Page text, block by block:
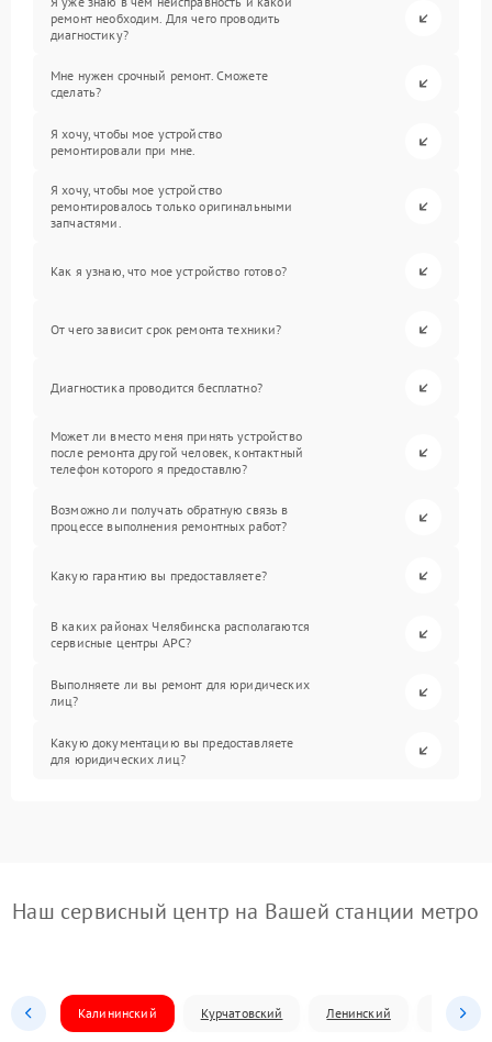
ремонт необходим. Для чего проводить
диагностику?
Мне нужен срочный ремонт. Сможете
сделать?
Я хочу, чтобы мое устройство
ремонтировали при мне.
Я хочу, чтобы мое устройство
ремонтировалось только оригинальными
запчастями.
Как я узнаю, что мое устройство готово?
От чего зависит срок ремонта техники?
Диагностика проводится бесплатно?
Может ли вместо меня принять устройство
после ремонта другой человек, контактный
телефон которого я предоставлю?
Возможно ли получать обратную связь в
процессе выполнения ремонтных работ?
Какую гарантию вы предоставляете?
В каких районах Челябинска располагаются
сервисные центры APC?
Выполняете ли вы ремонт для юридических
лиц?
Какую документацию вы предоставляете
для юридических лиц?
Наш сервисный центр на Вашей станции метро
Калининский Курчатовский Ленинский